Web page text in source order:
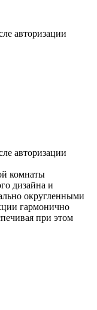
авторизации
авторизации
комнаты
дизайна и
округленными
гармонично
при этом